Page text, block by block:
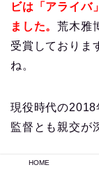
ビは「アライバ
ました。荒木雅
受賞しておりま
ね。
現役時代の
監督とも親交が
HOME